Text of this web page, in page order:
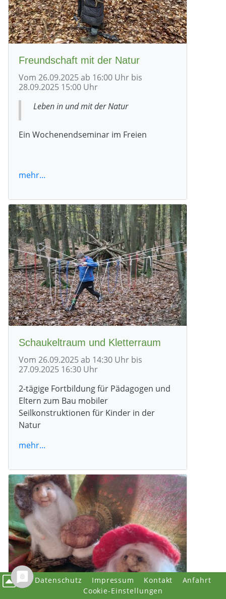
Freundschaft mit der Natur
Vom 26.09.2025 ab 16:00 Uhr bis
28.09.2025 15:00 Uhr
Leben in und mit der Natur
Ein Wochenendseminar im Freien
mehr...
Schaukeltraum und Kletterraum
Vom 26.09.2025 ab 14:30 Uhr bis
27.09.2025 16:30 Uhr
2-tägige Fortbildung für Pädagogen und
Eltern zum Bau mobiler
Seilkonstruktionen für Kinder in der
Natur
mehr...
Datenschutz Impressum Kontakt
Anfahrt
Cookie-Einstellungen